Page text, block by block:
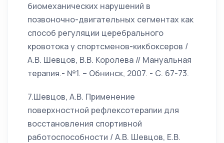
биомеханических нарушений в
позвоночно-двигательных сегментах как
способ регуляции церебрального
кровотока у спортсменов-кикбоксеров /
А.В. Шевцов, В.В. Королева // Мануальная
терапия.- №1. – Обнинск, 2007. - С. 67-73.
7.Шевцов, А.В. Применение
поверхностной рефлексотерапии для
восстановления спортивной
работоспособности / А.В. Шевцов, Е.В.